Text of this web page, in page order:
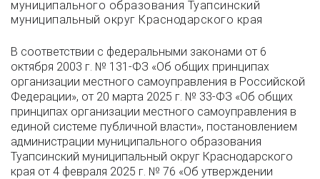
муниципального образования Туапсинский
муниципальный округ Краснодарского края
В соответствии с федеральными законами от 6
октября 2003 г. № 131-ФЗ «Об общих принципах
организации местного самоуправления в Российской
Федерации», от 20 марта 2025 г. № 33-ФЗ «Об общих
принципах организации местного самоуправления в
единой системе публичной власти», постановлением
администрации муниципального образования
Туапсинский муниципальный округ Краснодарского
края от 4 февраля 2025 г. № 76 «Об утверждении